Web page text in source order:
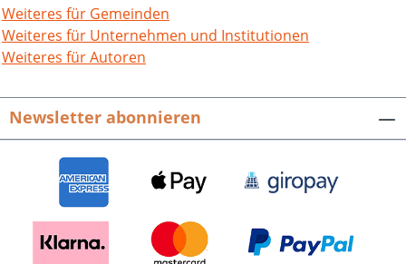
durch internationale Begegnungen
intensiv auch den Kontakt nach außen.
Der Rückblick auf 25 Jahre
schulischen oder beruflichen Weg an
der Erich-Bracher-Schule absolviert hat,
ist auf das weitere Berufsleben bestens
vorbereitet. 25 Jahre Erich-Bracher-
Schule Kornwestheim-Pattonville.Hrsg.
von der Erich-Bracher-Schule.96 Seiten
mit 191 farbigen Abbildungen, fester
Einband.ISBN 978-3-95505-301-7. EUR
Weiteres für Gemeinden
Weiteres für Unternehmen und Institutionen
Weiteres für Autoren
Newsletter abonnieren